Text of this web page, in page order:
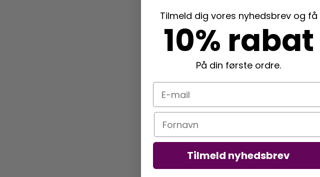
Tilmeld dig vores nyhedsbrev og få
10% rabat
På din første ordre.
E-mail
Navn
Tilmeld nyhedsbrev